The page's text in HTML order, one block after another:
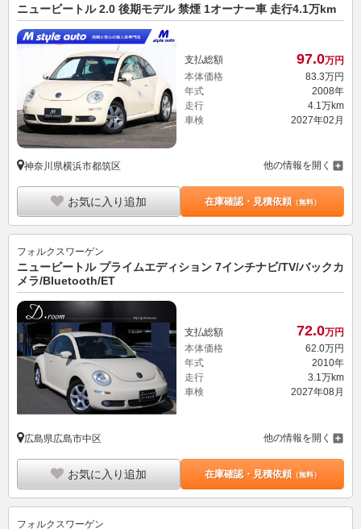
ニュービートル 2.0 後期モデル 禁煙 1オーナー車 走行4.1万km
支払総額 97.0万円
本体価格
83. 3万円
年式
2008年
走行
4.1万km
車検
2027年02月
神奈川県横浜市都筑区 他の情報を開く
お気に入り追加 在庫確認・見積依頼（無料）
フォルクスワーゲン
ニュービートル プライムエディション 7インチナビ/TV/バックカ
メラ/Bluetooth/ET
支払総額 72.0万円
本体価格
62.0万円
年式
2010年
走行
3.1万km
車検
2027年08月
広島県広島市中区 他の情報を開く
お気に入り追加 在庫確認・見積依頼（無料）
フォルクスワーゲン